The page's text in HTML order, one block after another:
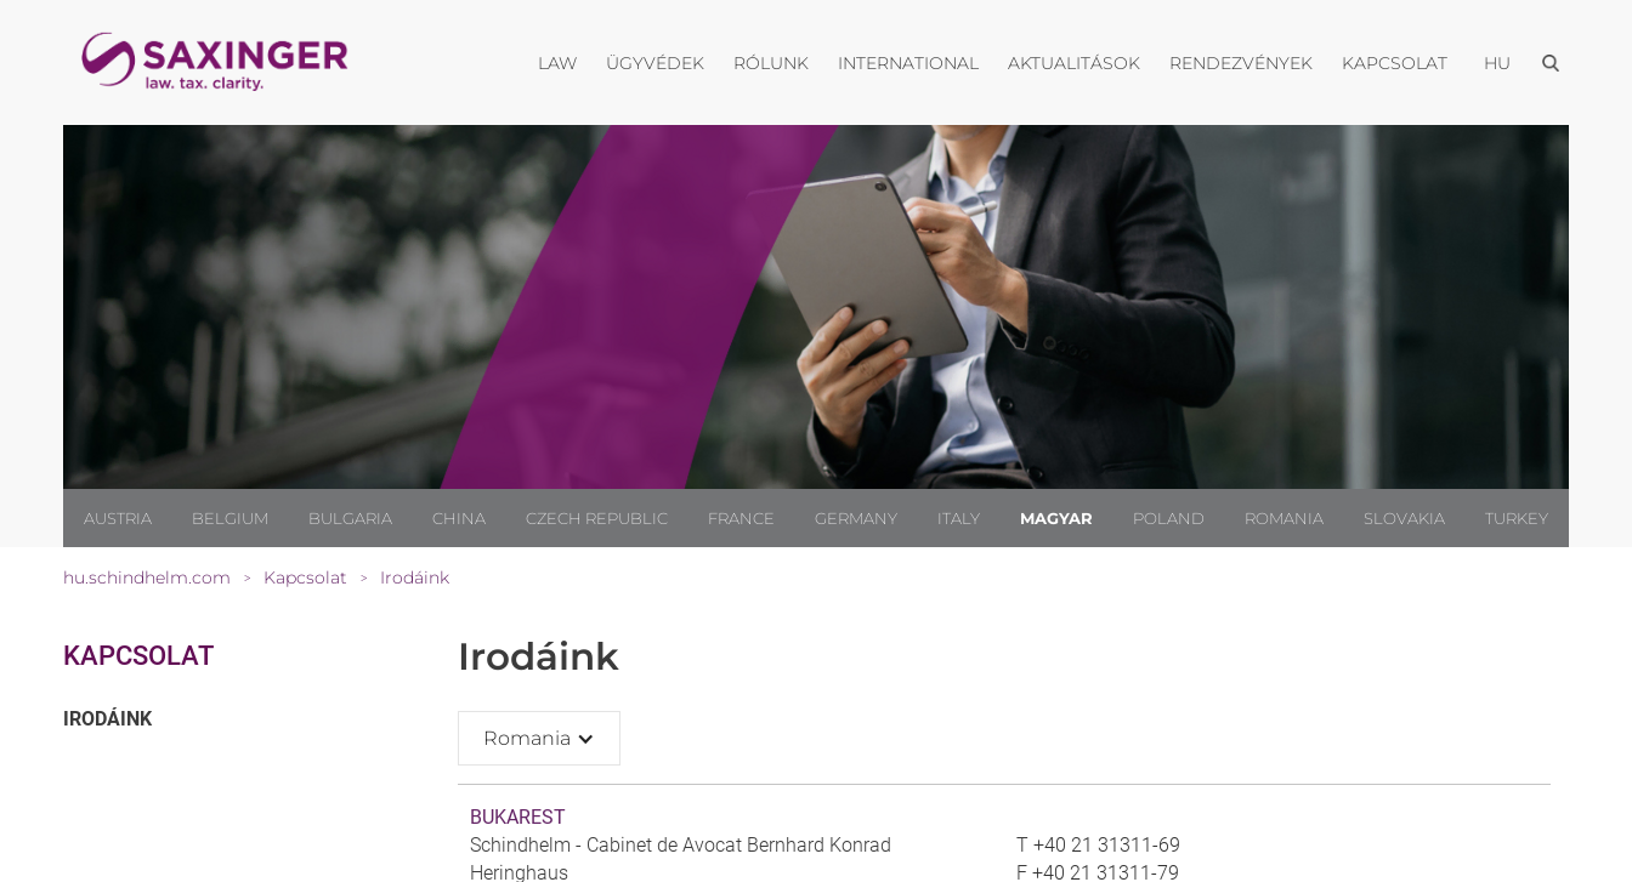
LAWMenü megnyitása
ÜGYVÉDEK RÓLUNK Menü megnyitása
INTERNATIONAL Menü megnyitása
AKTUALITÁSOK Menü megnyitása
RENDEZVÉNYEK Menü megnyitása
KAPCSOLATMenü megnyitása
HU Menü
AUSTRIA BELGIUM BULGARIA CHINA CZECH REPUBLIC FRANCE GERMANY ITALY MAGYAR POLAND ROMANIA SLOVAKIA TURKEY
hu.schindhelm.com > Kapcsolat > Irodáink
KAPCSOLAT
IRODÁINK(CURRENT)
Irodáink
Romania
BUKAREST
Schindhelm - Cabinet de Avocat Bernhard Konrad
Heringhaus
T +40 21 31311-69
F +40 21 31311-79